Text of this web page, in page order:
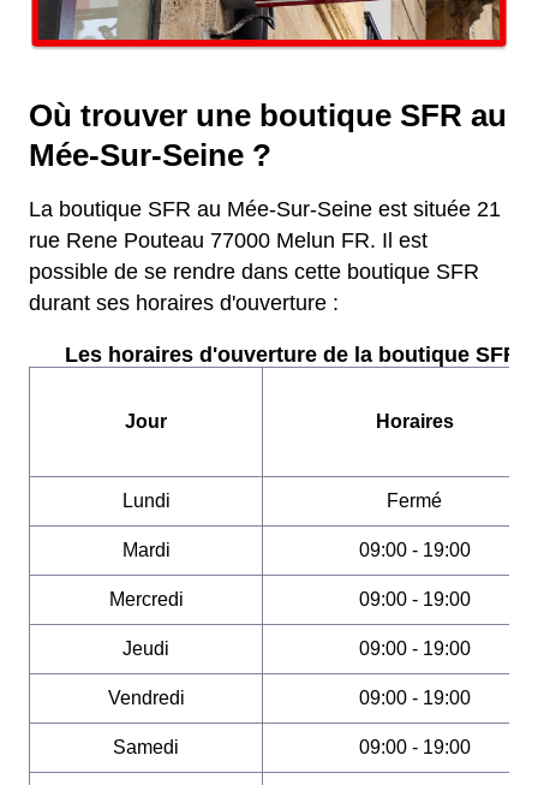
Où trouver une boutique SFR au
Mée-Sur-Seine ?
La boutique SFR au Mée-Sur-Seine est située 21
rue Rene Pouteau 77000 Melun FR. Il est
possible de se rendre dans cette boutique SFR
durant ses horaires d'ouverture :
Les horaires d'ouverture de la boutique SFR :
Jour Horaires
Lundi Fermé
Mardi 09:00 - 19:00
Mercredi 09:00 - 19:00
Jeudi 09:00 - 19:00
Vendredi 09:00 - 19:00
Samedi 09:00 - 19:00